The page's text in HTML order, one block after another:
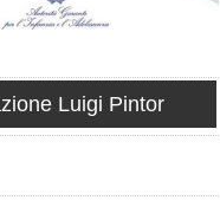
Luigi Pintor